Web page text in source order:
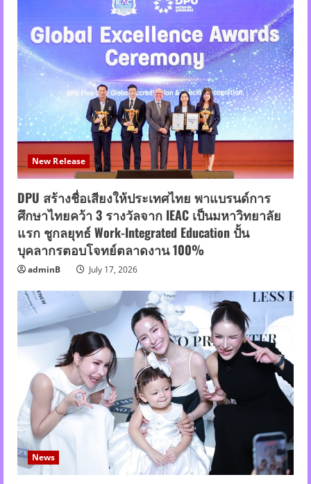
New Release
DPU สร้างชื่อเสียงให้ประเทศไทย พาแบรนด์การ
ศึกษาไทยคว้า 3 รางวัลจาก IEAC เป็นมหาวิทยาลัย
แรก ชูกลยุทธ์ Work-Integrated Education ปั้น
บุคลากรตอบโจทย์ตลาดงาน 100%
adminB July 17, 2026
News